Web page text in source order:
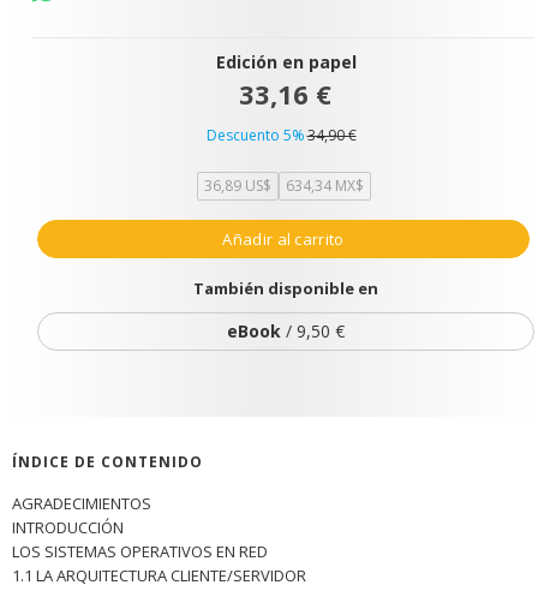
Edición en papel
33,16 €
Descuento 5%34,90 €
36,89 US$ 634,34 MX$
Añadir al carrito
También disponible en
eBook / 9,50 €
ÍNDICE DE CONTENIDO
AGRADECIMIENTOS
INTRODUCCIÓN
LOS SISTEMAS OPERATIVOS EN RED
1.1 LA ARQUITECTURA CLIENTE/SERVIDOR